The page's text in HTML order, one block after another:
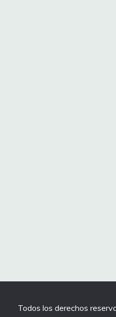
Todos los derechos